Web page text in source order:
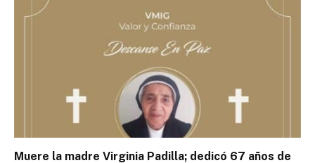
Muere la madre Virginia Padilla; dedicó 67 años de